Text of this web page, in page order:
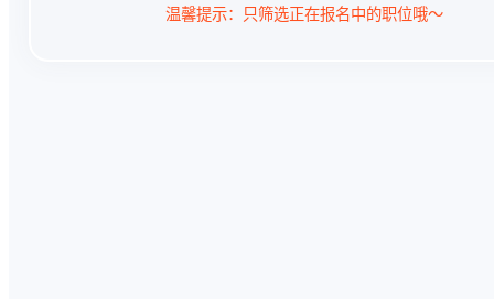
温馨提示：只筛选正在报名中的职位哦～